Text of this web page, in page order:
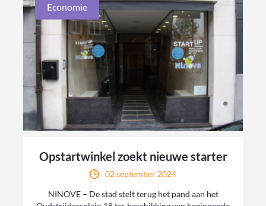
Economie
Opstartwinkel zoekt nieuwe starter
02 september 2024
NINOVE – De stad stelt terug het pand aan het